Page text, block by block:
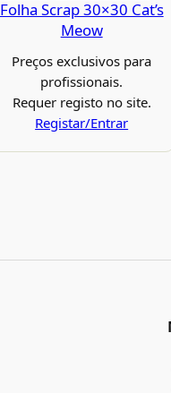
Folha Scrap 30×30 Cat’s
Meow
Preços exclusivos para
profissionais.
Requer registo no site.
Registar/Entrar